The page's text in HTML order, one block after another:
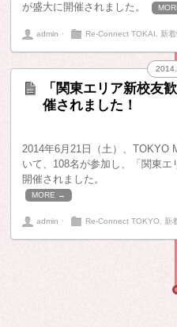
が盛大に開催されました。
admin ⋅ Re-Connect TOKAI 新
「関東エリア新校友
催されました！
2014年6月21日（土）、TOKYO
いて、108名が参加し、「関東
開催されました。
MORE →
admin ⋅ Re-Connect TOKYO 新